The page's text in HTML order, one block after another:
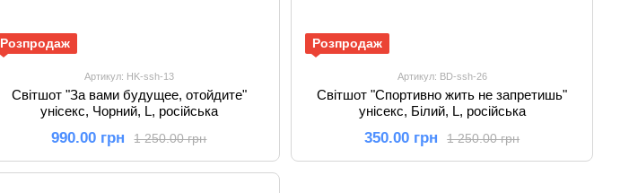
Розпродаж
Артикул: HK-ssh-13
Світшот "За вами будущее, отойдите"
унісекс, Чорний, L, російська
1 250.00 грн
990.00 грн
Розпродаж
Артикул: BD-ssh-26
Світшот "Спортивно жить не запретишь"
унісекс, Білий, L, російська
1 250.00 грн
350.00 грн